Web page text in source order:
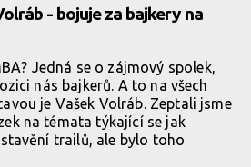
- bojuje za bajkery na
Jedná se o zájmový spolek,
nás bajkerů. A to na všech
je Vašek Volráb. Zeptali jsme
na témata týkající se jak
trailů, ale bylo toho